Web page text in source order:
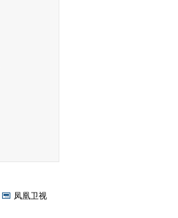
凤凰卫视